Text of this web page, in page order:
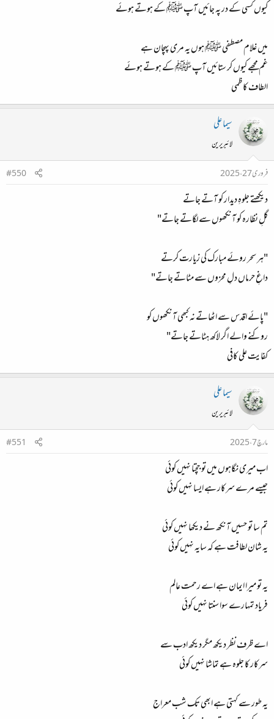
کیوں کسی کے در پہ جائیں آپ ﷺ کے ہوتے ہوئے
میں غلام مصطفی ﷺ ہوں یہ مری پہچان ہے
غم مجھے کیوں کر ستائیں آپ ﷺ کے ہوتے ہوئے
الطاف کاظمی
سیما علی
لائبریرین
فروری 27، 2025
#550
دیکھتے جلوہِ دیدار کو آتے جاتے
گلِ نظارہ کو آنکھوں سے لگاتے جاتے"
"ہر سحر روئے مبارک کی زیارت کرتے
داغِ حرماں دلِ محزوں سے مٹاتے جاتے"
"پائے اقدس سے اٹھاتے نہ کبھی آنکھوں کو
روکنے والے اگر لاکھ ہٹاتے جاتے"
کفایت علی کافی
سیما علی
لائبریرین
مارچ 7، 2025
#551
اب میری نگاہوں میں تو جچتا نہیں کوئی
جیسے مرے سرکار ہے ایسا نہیں کوئی
تم سا تو حسیں آنکھ نے دیکھا نہیں کوئی
یہ شان لطافت ہے کہ سایہ نہیں کوئی
یہ تو میرا ایمان ہے اے رحمت عالم
فریاد تمہارے سوا سنتا نہیں کوئی
اے ظرف نظر دیکھ مگر دیکھ ادب سے
سرکار کا جلوہ ہے تماشا نہیں کوئی
یہ طور سے کہتی ہے ابھی تک شب معراج